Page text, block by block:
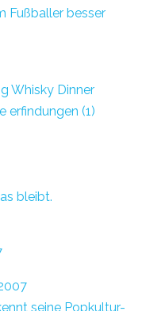
Fußballer besser
Whisky Dinner
erfindungen (1)
bleibt.
seine Popkultur-